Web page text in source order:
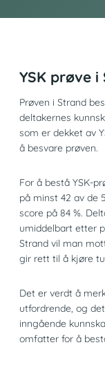
YSK prøve i
Prøven i Strand
deltakernes
som er dekket av
å besvare prøven.
For å bestå YSK-
på minst 42 av de
score på 84 %.
umiddelbart etter
Strand vil man
gir rett til å kjøre
Det er verdt å
utfordrende, og
inngående
omfatter for å